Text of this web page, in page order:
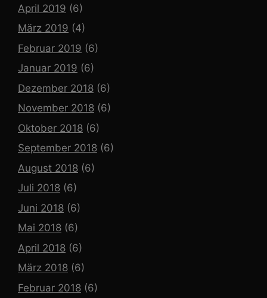
April 2019 (6)
März 2019 (4)
Februar 2019 (6)
Januar 2019 (6)
Dezember 2018 (6)
November 2018 (6)
Oktober 2018 (6)
September 2018 (6)
August 2018 (6)
Juli 2018 (6)
Juni 2018 (6)
Mai 2018 (6)
April 2018 (6)
März 2018 (6)
Februar 2018 (6)